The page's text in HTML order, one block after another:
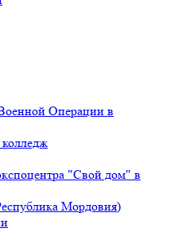
Операции в
"Свой дом" в
Мордовия)